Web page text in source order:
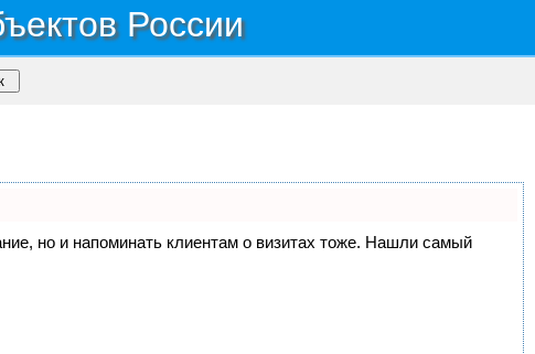
России
но и напоминать клиентам о визитах тоже. Нашли самый